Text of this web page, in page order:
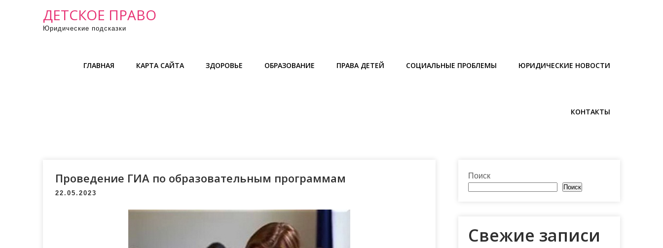
ДЕТСКОЕ ПРАВО
Юридические подсказки
ГЛАВНАЯ КАРТА САЙТА ЗДОРОВЬЕ ОБРАЗОВАНИЕ ПРАВА ДЕТЕЙ СОЦИАЛЬНЫЕ ПРОБЛЕМЫ ЮРИДИЧЕСКИЕ НОВОСТИ
КОНТАКТЫ
Проведение ГИА по образовательным программам
22.05.2023
Поиск
Поиск
Свежие записи